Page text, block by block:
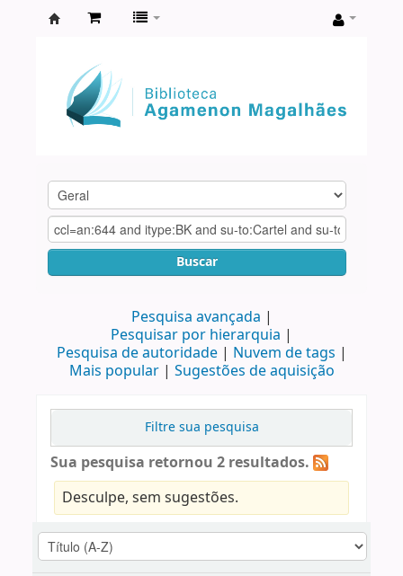
Agamenon
Magalhães
Buscar
Pesquisa avançada
Pesquisar por hierarquia
Pesquisa de autoridade
Nuvem de tags
Mais popular
Sugestões de aquisição
Filtre sua pesquisa
Sua pesquisa retornou 2 resultados.
Desculpe, sem sugestões.